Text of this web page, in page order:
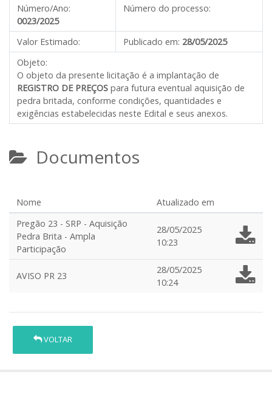
Número/Ano:
0023/2025
Número do processo:
Valor Estimado: Publicado em: 28/05/2025
Objeto:
O objeto da presente licitação é a implantação de
REGISTRO DE PREÇOS para futura eventual aquisição de
pedra britada, conforme condições, quantidades e
exigências estabelecidas neste Edital e seus anexos.
Documentos
Nome
Atualizado em
Pregão 23 - SRP - Aquisição
Pedra Brita - Ampla
Participação
28/05/2025
10:23
AVISO PR 23
28/05/2025
10:24
VOLTAR